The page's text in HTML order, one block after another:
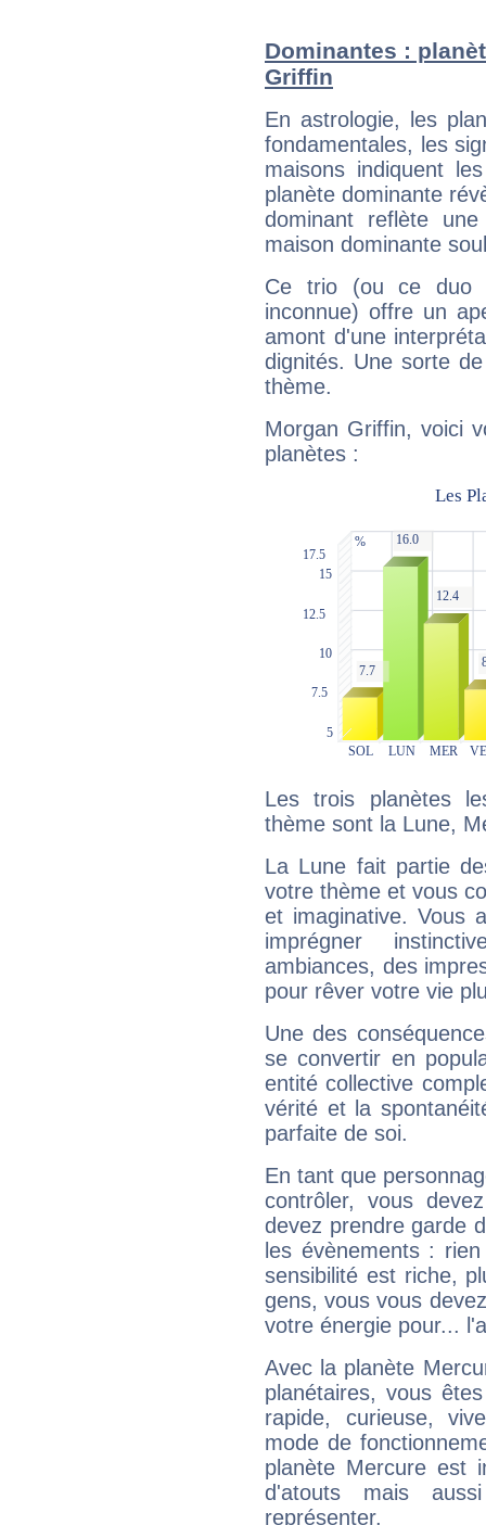
Dominantes :
Griffin
En astrologie, les
fondamentales, les
maisons indiquent
planète dominante
dominant reflète
maison dominante
Ce trio (ou ce duo
inconnue) offre un
amont d'une
dignités. Une sorte
thème.
Morgan Griffin, voici
planètes :
Les trois planètes
thème sont la Lune,
La Lune fait partie
votre thème et vous
et imaginative. Vous
imprégner
ambiances, des
pour rêver votre vie
Une des
se convertir en
entité collective
vérité et la
parfaite de soi.
En tant que
contrôler, vous
devez prendre garde
les évènements :
sensibilité est riche,
gens, vous vous
votre énergie pour...
Avec la planète
planétaires, vous
rapide, curieuse,
mode de
planète Mercure est
d'atouts mais
représenter.